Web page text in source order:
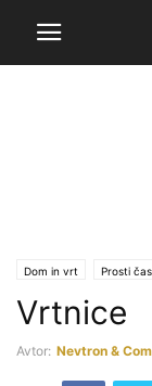
Dom in vrt Prosti čas
Vrtnice
Avtor: Nevtron &